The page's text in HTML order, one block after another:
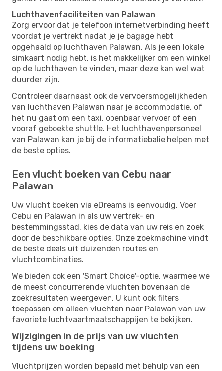
Luchthavenfaciliteiten van Palawan
Zorg ervoor dat je telefoon internetverbinding heeft
voordat je vertrekt nadat je je bagage hebt
opgehaald op luchthaven Palawan. Als je een lokale
simkaart nodig hebt, is het makkelijker om een ​​winkel
op de luchthaven te vinden, maar deze kan wel wat
duurder zijn.
Controleer daarnaast ook de vervoersmogelijkheden
van luchthaven Palawan naar je accommodatie, of
het nu gaat om een ​​taxi, openbaar vervoer of een
vooraf geboekte shuttle. Het luchthavenpersoneel
van Palawan kan je bij de informatiebalie helpen met
de beste opties.
Een vlucht boeken van Cebu naar
Palawan
Uw vlucht boeken via eDreams is eenvoudig. Voer
Cebu en Palawan in als uw vertrek- en
bestemmingsstad, kies de data van uw reis en zoek
door de beschikbare opties. Onze zoekmachine vindt
de beste deals uit duizenden routes en
vluchtcombinaties.
We bieden ook een 'Smart Choice'-optie, waarmee we
de meest concurrerende vluchten bovenaan de
zoekresultaten weergeven. U kunt ook filters
toepassen om alleen vluchten naar Palawan van uw
favoriete luchtvaartmaatschappijen te bekijken.
Wijzigingen in de prijs van uw vluchten
tijdens uw boeking
Vluchtprijzen worden bepaald met behulp van een